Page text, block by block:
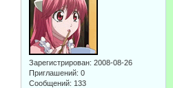
Зарегистрирован: 2008-08-26
Приглашений: 0
Сообщений: 133